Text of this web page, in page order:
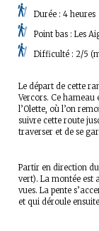
Durée : 4 heures
Point bas : Les
Difficulté : 2/5
Le départ de cette
Vercors. Ce hameau
l’Olette, où l’on
suivre cette route
traverser et de se
Partir en direction
vert). La montée est
vues. La pente
et qui déroule